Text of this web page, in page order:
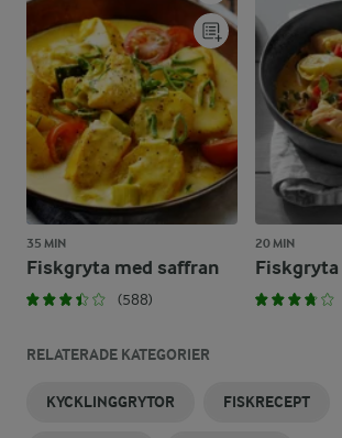
35 MIN
Fiskgryta med saffran
(588)
20 MIN
Fiskgryta
RELATERADE KATEGORIER
KYCKLINGGRYTOR FISKRECEPT